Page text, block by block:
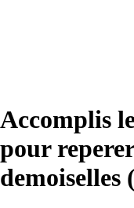
Accomplis
pour
demoiselles